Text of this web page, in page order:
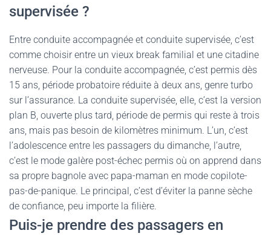
supervisée ?
Entre conduite accompagnée et conduite supervisée, c’est
comme choisir entre un vieux break familial et une citadine
nerveuse. Pour la conduite accompagnée, c’est permis dès
15 ans, période probatoire réduite à deux ans, genre turbo
sur l’assurance. La conduite supervisée, elle, c’est la version
plan B, ouverte plus tard, période de permis qui reste à trois
ans, mais pas besoin de kilomètres minimum. L’un, c’est
l’adolescence entre les passagers du dimanche, l’autre,
c’est le mode galère post-échec permis où on apprend dans
sa propre bagnole avec papa-maman en mode copilote-
pas-de-panique. Le principal, c’est d’éviter la panne sèche
de confiance, peu importe la filière.
Puis-je prendre des passagers en